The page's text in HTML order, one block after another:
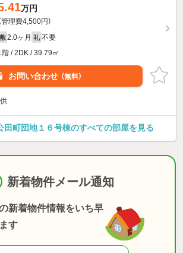
万円
管理費4,500円）
敷 2.0ヶ月 礼 不要
階 / 2DK / 39.79㎡
お問い合わせ （無料）
田町団地１６号棟のすべての部屋を見る
新着物件メール通知
新着物件情報をいち早
す